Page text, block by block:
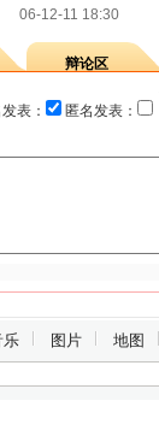
06-12-11 18:30
辩论区
表：
匿名发表：
乐 图片 地图